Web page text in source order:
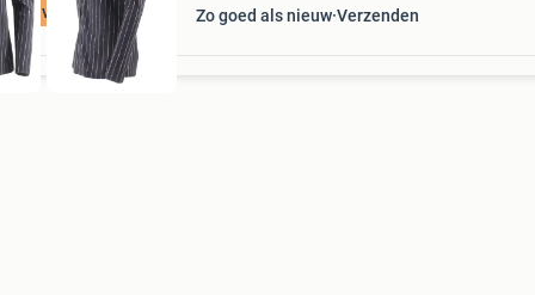
75% voordeel Zo goed als nieuw Verzenden